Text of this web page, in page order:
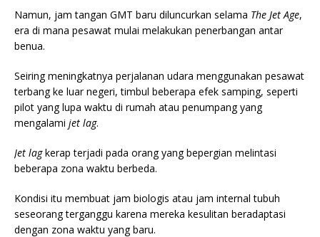
Namun, jam tangan GMT baru diluncurkan selama The Jet Age,
era di mana pesawat mulai melakukan penerbangan antar
benua.
Seiring meningkatnya perjalanan udara menggunakan pesawat
terbang ke luar negeri, timbul beberapa efek samping, seperti
pilot yang lupa waktu di rumah atau penumpang yang
mengalami jet lag.
Jet lagkerap terjadi pada orang yang bepergian melintasi
beberapa zona waktu berbeda.
Kondisi itu membuat jam biologis atau jam internal tubuh
seseorang terganggu karena mereka kesulitan beradaptasi
dengan zona waktu yang baru.